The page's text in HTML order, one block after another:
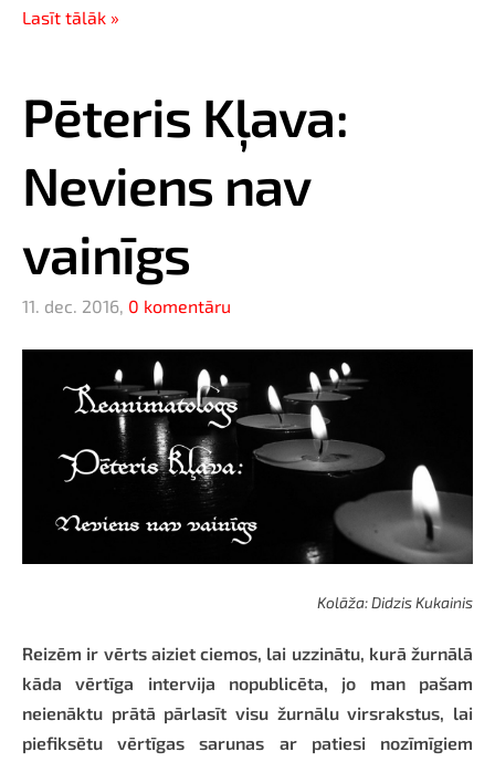
Lasīt tālāk »
Pēteris Kļava:
Neviens nav
vainīgs
11. dec. 2016, 0 komentāru
Kolāža: Didzis Kukainis
Reizēm ir vērts aiziet ciemos, lai uzzinātu, kurā žurnālā
kāda vērtīga intervija nopublicēta, jo man pašam
neienāktu prātā pārlasīt visu žurnālu virsrakstus, lai
piefiksētu vērtīgas sarunas ar patiesi nozīmīgiem